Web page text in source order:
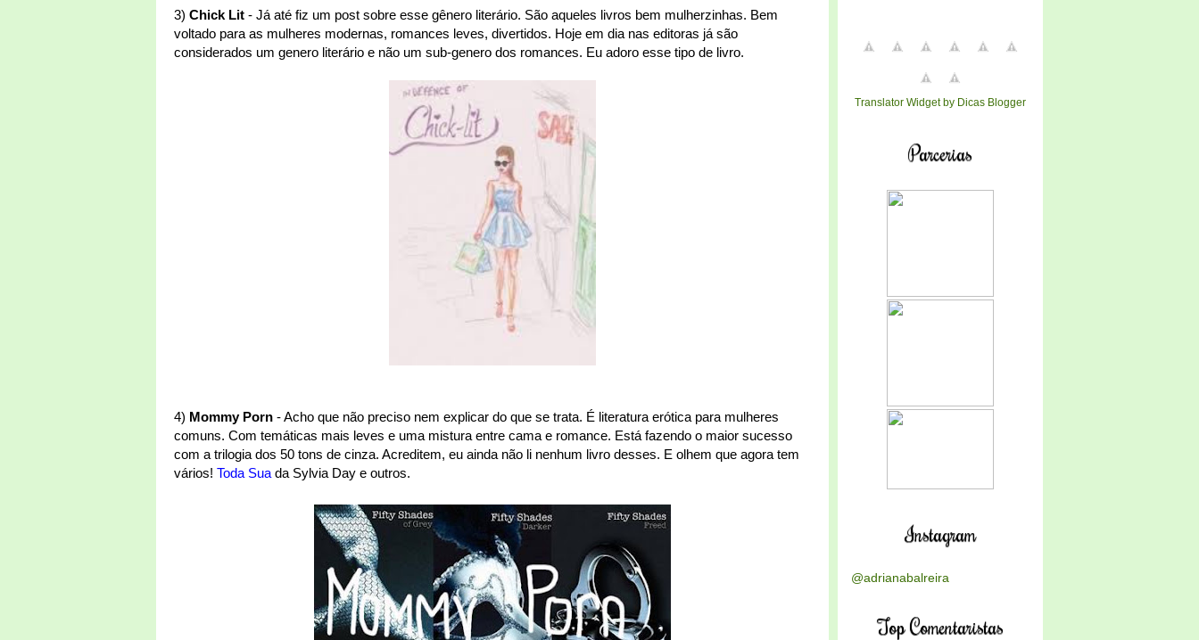
3) Chick Lit - Já até fiz um post sobre esse gênero literário. São aqueles livros bem mulherzinhas. Bem
voltado para as mulheres modernas, romances leves, divertidos. Hoje em dia nas editoras já são
considerados um genero literário e não um sub-genero dos romances. Eu adoro esse tipo de livro.
4) Mommy Porn - Acho que não preciso nem explicar do que se trata. É literatura erótica para mulheres
comuns. Com temáticas mais leves e uma mistura entre cama e romance. Está fazendo o maior sucesso
com a trilogia dos 50 tons de cinza. Acreditem, eu ainda não li nenhum livro desses. E olhem que agora tem
vários! Toda Sua da Sylvia Day e outros.
Translator Widget by Dicas Blogger
Parcerias
Instagram
@adrianabalreira
Top Comentaristas